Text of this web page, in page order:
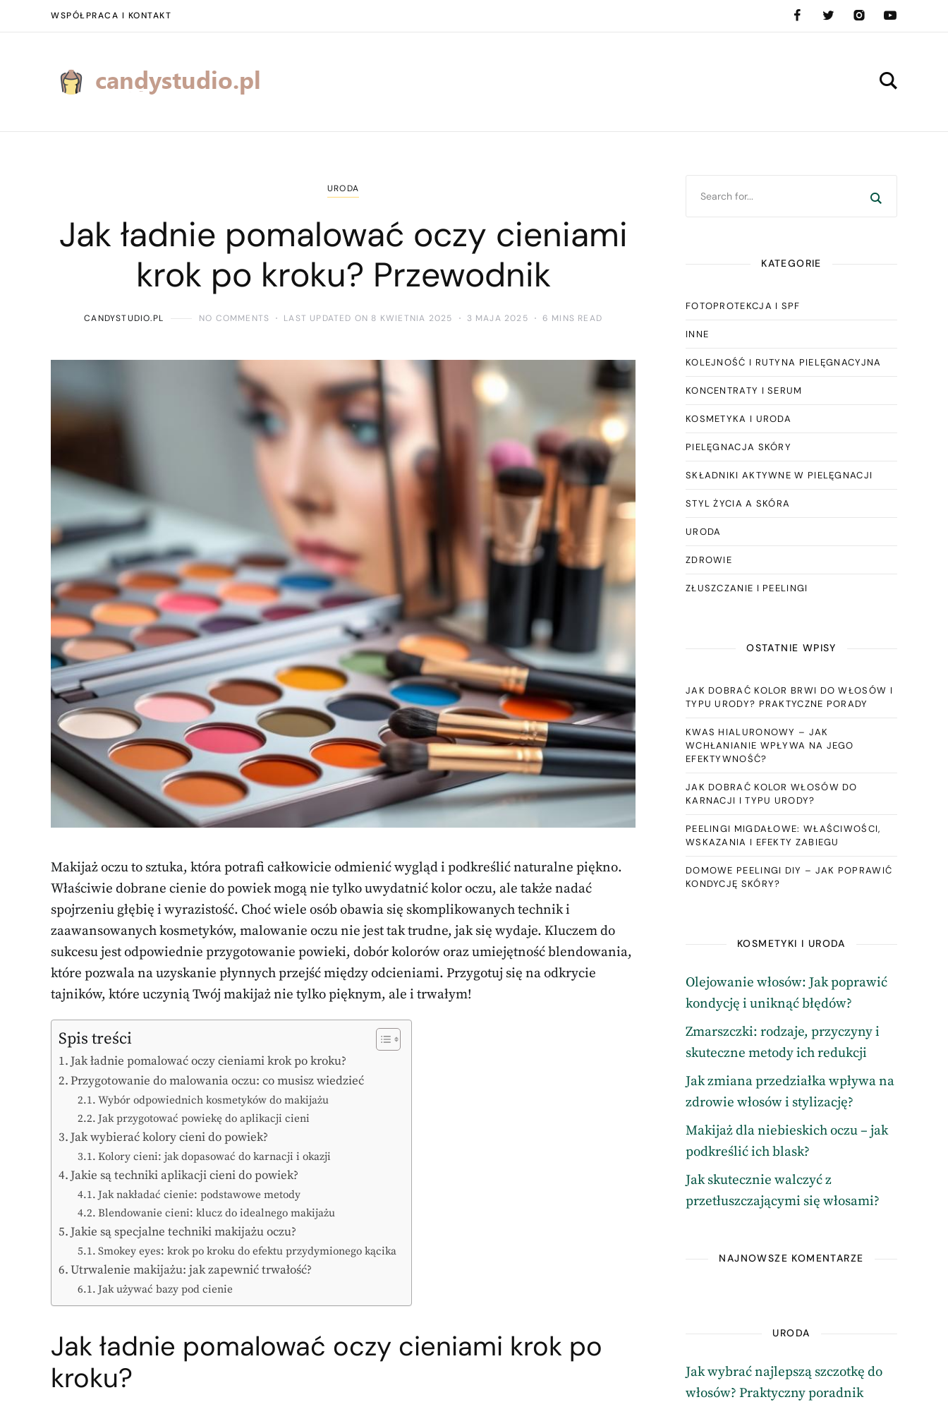
WSPÓŁPRACA I KONTAKT
URODA
Jak ładnie pomalować oczy cieniami
krok po kroku? Przewodnik
CANDYSTUDIO.PL NO COMMENTS LAST UPDATED ON 8 KWIETNIA 2025 3 MAJA 2025 6 MINS READ
Makijaż oczu to sztuka, która potrafi całkowicie odmienić wygląd i podkreślić naturalne piękno.
Właściwie dobrane cienie do powiek mogą nie tylko uwydatnić kolor oczu, ale także nadać
spojrzeniu głębię i wyrazistość. Choć wiele osób obawia się skomplikowanych technik i
zaawansowanych kosmetyków, malowanie oczu nie jest tak trudne, jak się wydaje. Kluczem do
sukcesu jest odpowiednie przygotowanie powieki, dobór kolorów oraz umiejętność blendowania,
które pozwala na uzyskanie płynnych przejść między odcieniami. Przygotuj się na odkrycie
tajników, które uczynią Twój makijaż nie tylko pięknym, ale i trwałym!
Spis treści
Jak ładnie pomalować oczy cieniami krok po kroku?
Przygotowanie do malowania oczu: co musisz wiedzieć
Wybór odpowiednich kosmetyków do makijażu
Jak przygotować powiekę do aplikacji cieni
Jak wybierać kolory cieni do powiek?
Kolory cieni: jak dopasować do karnacji i okazji
Jakie są techniki aplikacji cieni do powiek?
Jak nakładać cienie: podstawowe metody
Blendowanie cieni: klucz do idealnego makijażu
Jakie są specjalne techniki makijażu oczu?
Smokey eyes: krok po kroku do efektu przydymionego kącika
Utrwalenie makijażu: jak zapewnić trwałość?
Jak używać bazy pod cienie
Jak ładnie pomalować oczy cieniami krok po
kroku?
KATEGORIE
FOTOPROTEKCJA I SPF
INNE
KOLEJNOŚĆ I RUTYNA PIELĘGNACYJNA
KONCENTRATY I SERUM
KOSMETYKA I URODA
PIELĘGNACJA SKÓRY
SKŁADNIKI AKTYWNE W PIELĘGNACJI
STYL ŻYCIA A SKÓRA
URODA
ZDROWIE
ZŁUSZCZANIE I PEELINGI
OSTATNIE WPISY
JAK DOBRAĆ KOLOR BRWI DO WŁOSÓW I
TYPU URODY? PRAKTYCZNE PORADY
KWAS HIALURONOWY – JAK
WCHŁANIANIE WPŁYWA NA JEGO
EFEKTYWNOŚĆ?
JAK DOBRAĆ KOLOR WŁOSÓW DO
KARNACJI I TYPU URODY?
PEELINGI MIGDAŁOWE: WŁAŚCIWOŚCI,
WSKAZANIA I EFEKTY ZABIEGU
DOMOWE PEELINGI DIY – JAK POPRAWIĆ
KONDYCJĘ SKÓRY?
KOSMETYKI I URODA
Olejowanie włosów: Jak poprawić
kondycję i uniknąć błędów?
Zmarszczki: rodzaje, przyczyny i
skuteczne metody ich redukcji
Jak zmiana przedziałka wpływa na
zdrowie włosów i stylizację?
Makijaż dla niebieskich oczu – jak
podkreślić ich blask?
Jak skutecznie walczyć z
przetłuszczającymi się włosami?
NAJNOWSZE KOMENTARZE
URODA
Jak wybrać najlepszą szczotkę do
włosów? Praktyczny poradnik